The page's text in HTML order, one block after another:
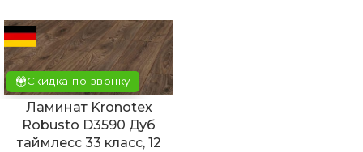
Скидка по звонку
Ламинат Kronotex
Robusto D3590 Дуб
таймлесс 33 класс, 12